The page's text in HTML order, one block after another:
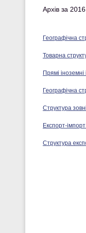
Архів за 2016
Географічна
Товарна
Прямі іноземні
Географічна
Структура
Експорт-імпорт
Структура